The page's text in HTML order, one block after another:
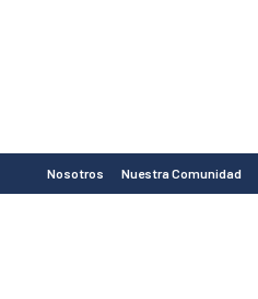
Nosotros Nuestra Comunidad